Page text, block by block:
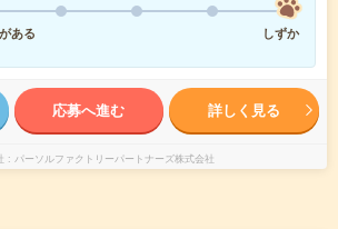
ある
しずか
応募へ進む 詳しく見る
パーソルファクトリーパートナーズ株式会社